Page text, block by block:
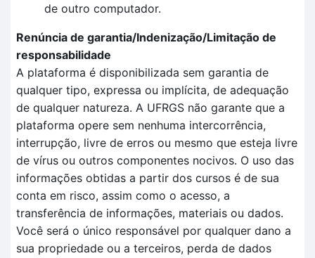
de outro computador.
Renúncia de garantia/Indenização/Limitação de
responsabilidade
A plataforma é disponibilizada sem garantia de
qualquer tipo, expressa ou implícita, de adequação
de qualquer natureza. A UFRGS não garante que a
plataforma opere sem nenhuma intercorrência,
interrupção, livre de erros ou mesmo que esteja livre
de vírus ou outros componentes nocivos. O uso das
informações obtidas a partir dos cursos é de sua
conta em risco, assim como o acesso, a
transferência de informações, materiais ou dados.
Você será o único responsável por qualquer dano a
sua propriedade ou a terceiros, perda de dados